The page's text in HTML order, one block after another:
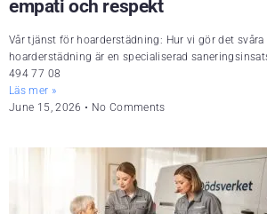
empati och respekt
Vår tjänst för hoarderstädning: Hur vi gör det
hoarderstädning är en specialiserad
494 77 08
Läs mer »
June 15, 2026
No Comments